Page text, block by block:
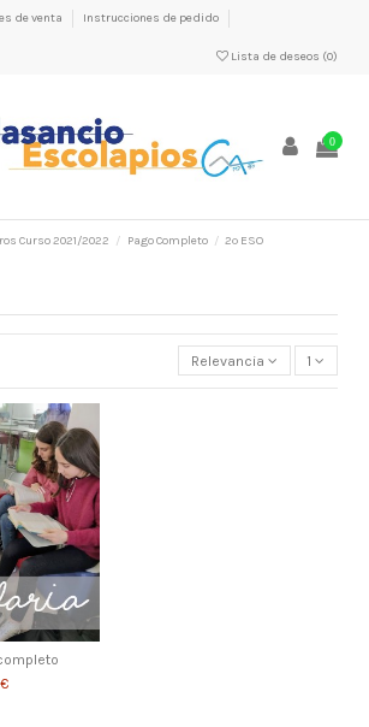
de venta
Instrucciones de pedido
Lista de deseos (0)
0
Curso 2021/2022 Pago Completo 2º ESO
Relevancia 1